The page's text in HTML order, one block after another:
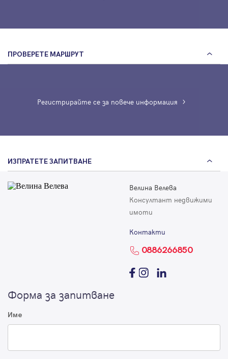
ПРОВЕРЕТЕ МАРШРУТ
Регистрирайте се за повече информация
ИЗПРАТЕТЕ ЗАПИТВАНЕ
Велина Велева
Консултант недвижими
имоти
Контакти
0886266850
Форма за запитване
Име